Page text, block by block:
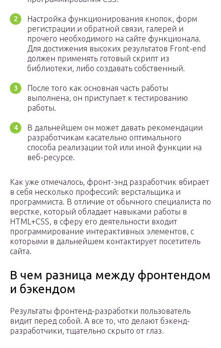
Настройка функционирования кнопок, форм
регистрации и обратной связи, галерей и
прочего необходимого на сайте функционала.
Для достижения высоких результатов Front-end
должен применять готовый скрипт из
библиотеки, либо создавать собственный.
После того как основная часть работы
выполнена, он приступает к тестированию
работы.
В дальнейшем он может давать рекомендации
разработчикам касательно оптимального
способа реализации той или иной функции на
веб-ресурсе.
Как уже отмечалось, фронт-энд разработчик вбирает
в себя несколько профессий: верстальщика и
программиста. В отличие от обычного специалиста по
верстке, который обладает навыками работы в
HTML+CSS, в сферу его деятельности входит
программирование интерактивных элементов, с
которыми в дальнейшем контактирует посетитель
сайта.
В чем разница между фронтендом
и бэкендом
Результаты фронтенд-разработки пользователь
видит перед собой. А все то, что делают бэкенд-
разработчики, тщательно скрыто от глаз.